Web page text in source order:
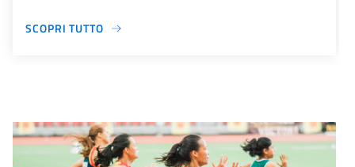
SCOPRI TUTTO